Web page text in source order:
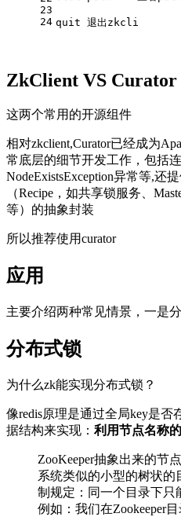
23
24 quit 退出zkcli
ZkClient VS Curator
这两个常用的开源组件
相对zkclient,Curator已经成为
常底层的细节开发工作，包括
NodeExistsException异常等,还
（Recipe，如共享锁服务、
等）的抽象封装
所以推荐使用curator
应用
主要介绍两种常见情景，一是
分布式锁
为什么zk能实现分布式锁？
像redis原理是通过全局key是否
据结构来实现： 利用节点名称
ZooKeeper抽象出来的节
系统类似的小型的树状的
制规定：同一个目录下只
例如：我们在Zookeeper